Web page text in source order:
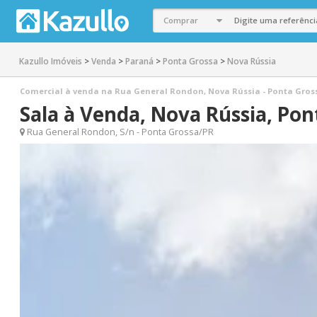
Kazullo Imóveis >Venda >Paraná >Ponta Grossa >Nova Rússia
Comercial à venda na Rua General Rondon, Nova Rússia - Ponta
Sala à Venda, Nova Rússia,
Rua General Rondon, S/n - Ponta Grossa/PR